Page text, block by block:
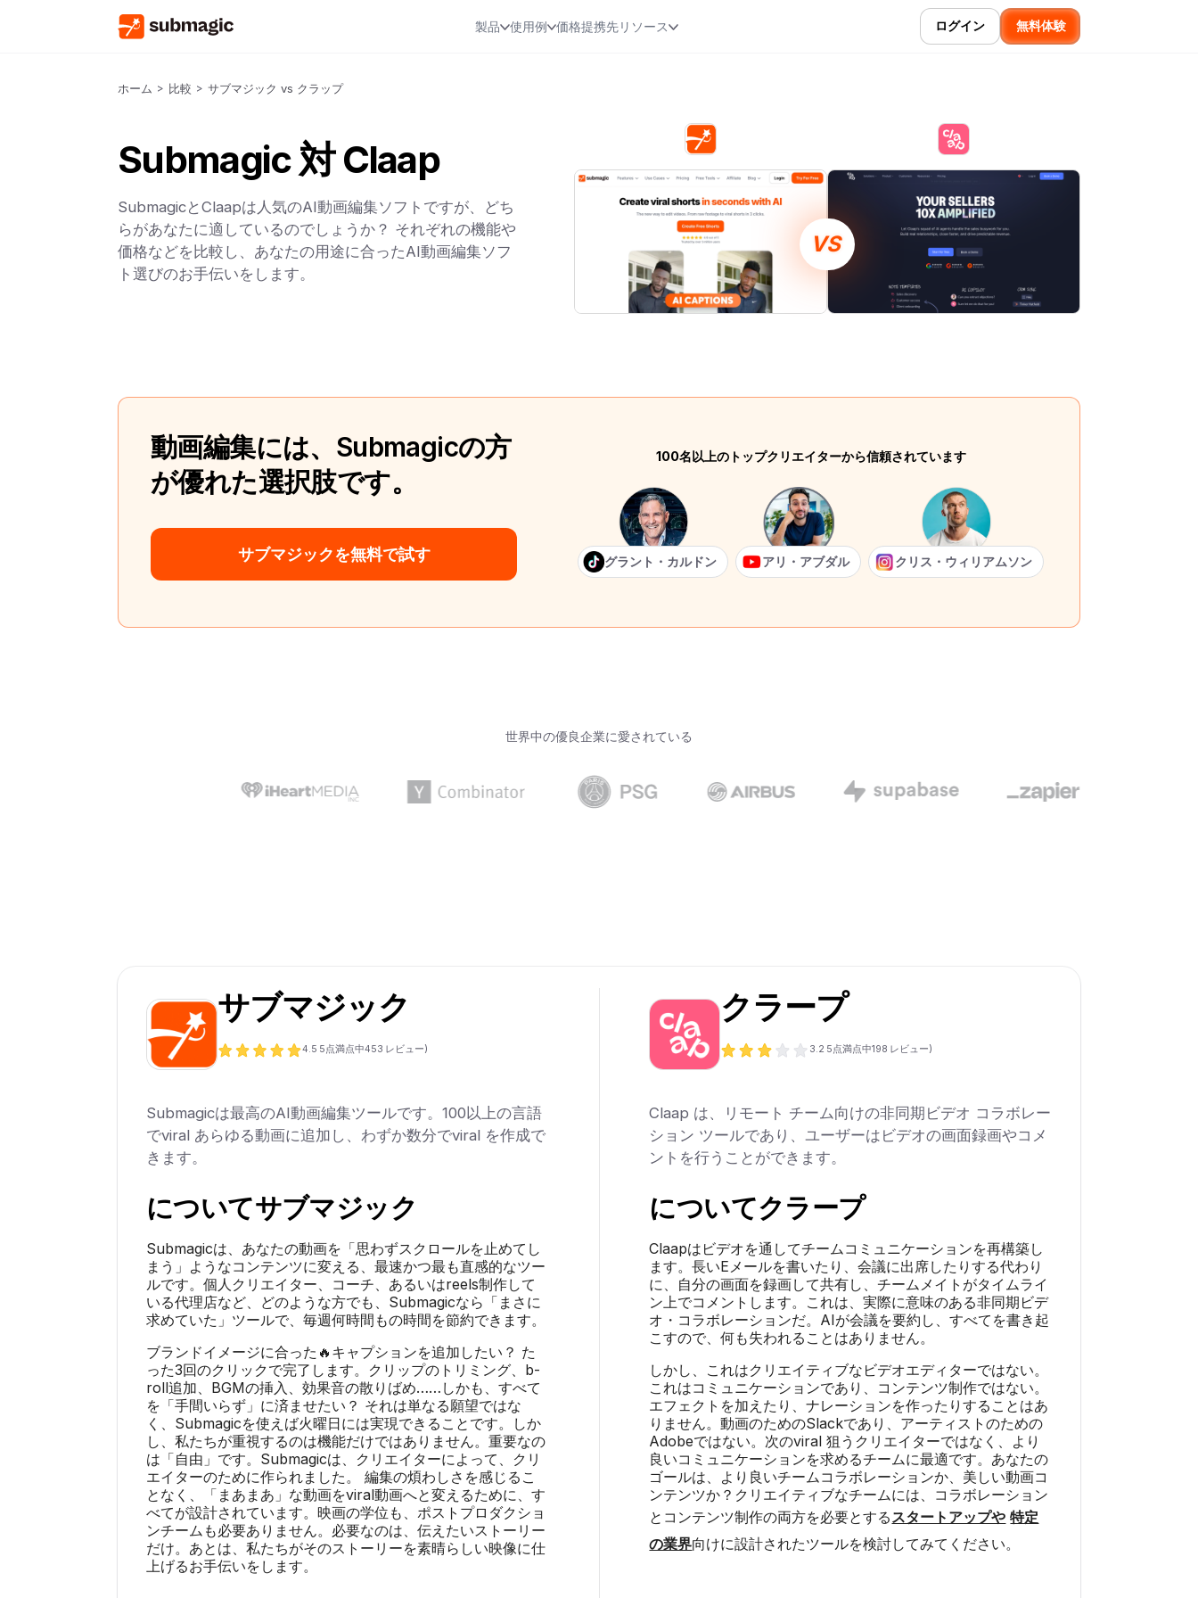
製品 使用例 価格提携先リソース ログイン 無料体験
ホーム > 比較 > サブマジック vs クラップ
Submagic 対 Claap
SubmagicとClaapは人気のAI動画編集ソフトですが、どち
らがあなたに適しているのでしょうか？ それぞれの機能や
価格などを比較し、あなたの用途に合ったAI動画編集ソフ
ト選びのお手伝いをします。
VS
動画編集には、Submagicの方
が優れた選択肢です。
サブマジックを無料で試す
100名以上のトップクリエイターから信頼されています
グラント・カルドン アリ・アブダル クリス・ウィリアムソン
世界中の優良企業に愛されている
サブマジック
4.5 5点満点中453 レビュー)
Submagicは最高のAI動画編集ツールです。100以上の言語
でviral あらゆる動画に追加し、わずか数分でviral を作成で
きます。
についてサブマジック
Submagicは、あなたの動画を「思わずスクロールを止めてし
まう」ようなコンテンツに変える、最速かつ最も直感的なツー
ルです。個人クリエイター、コーチ、あるいはreels制作して
いる代理店など、どのような方でも、Submagicなら「まさに
求めていた」ツールで、毎週何時間もの時間を節約できます。
ブランドイメージに合った🔥キャプションを追加したい？ た
った3回のクリックで完了します。クリップのトリミング、b-
roll追加、BGMの挿入、効果音の散りばめ……しかも、すべて
を「手間いらず」に済ませたい？ それは単なる願望ではな
く、Submagicを使えば火曜日には実現できることです。しか
し、私たちが重視するのは機能だけではありません。重要なの
は「自由」です。Submagicは、クリエイターによって、クリ
エイターのために作られました。 編集の煩わしさを感じるこ
となく、「まあまあ」な動画をviral動画へと変えるために、す
べてが設計されています。映画の学位も、ポストプロダクショ
ンチームも必要ありません。必要なのは、伝えたいストーリー
だけ。あとは、私たちがそのストーリーを素晴らしい映像に仕
上げるお手伝いをします。
クラープ
3.2 5点満点中198 レビュー)
Claap は、リモート チーム向けの非同期ビデオ コラボレー
ション ツールであり、ユーザーはビデオの画面録画やコメ
ントを行うことができます。
についてクラープ
Claapはビデオを通してチームコミュニケーションを再構築し
ます。長いEメールを書いたり、会議に出席したりする代わり
に、自分の画面を録画して共有し、チームメイトがタイムライ
ン上でコメントします。これは、実際に意味のある非同期ビデ
オ・コラボレーションだ。AIが会議を要約し、すべてを書き起
こすので、何も失われることはありません。
しかし、これはクリエイティブなビデオエディターではない。
これはコミュニケーションであり、コンテンツ制作ではない。
エフェクトを加えたり、ナレーションを作ったりすることはあ
りません。動画のためのSlackであり、アーティストのための
Adobeではない。次のviral 狙うクリエイターではなく、より
良いコミュニケーションを求めるチームに最適です。あなたの
ゴールは、より良いチームコラボレーションか、美しい動画コ
ンテンツか？クリエイティブなチームには、コラボレーション
とコンテンツ制作の両方を必要とする スタートアップや 特定
の業界向けに設計されたツールを検討してみてください。